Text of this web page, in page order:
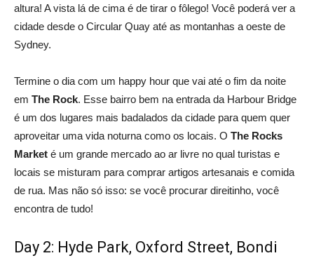
altura! A vista lá de cima é de tirar o fôlego! Você poderá ver a
cidade desde o Circular Quay até as montanhas a oeste de
Sydney.
Termine o dia com um happy hour que vai até o fim da noite
em The Rock. Esse bairro bem na entrada da Harbour Bridge
é um dos lugares mais badalados da cidade para quem quer
aproveitar uma vida noturna como os locais. O The Rocks
Market é um grande mercado ao ar livre no qual turistas e
locais se misturam para comprar artigos artesanais e comida
de rua. Mas não só isso: se você procurar direitinho, você
encontra de tudo!
Day 2: Hyde Park, Oxford Street, Bondi